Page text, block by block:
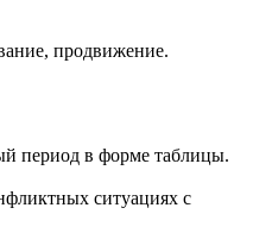
продвижение.
период в форме таблицы.
ситуациях с